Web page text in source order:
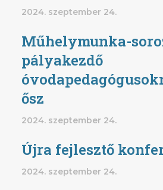
2024. szeptember 24.
Műhelymunka-
pályakezdő
ősz
2024. szeptember 24.
Újra fejlesztő
2024. szeptember 24.